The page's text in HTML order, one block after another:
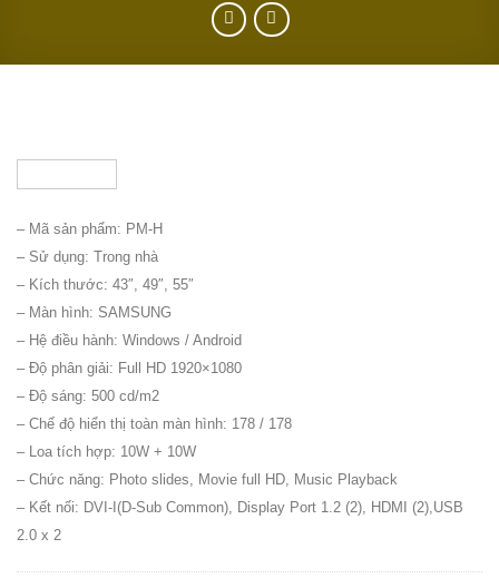
– Mã sản phẩm: PM-H
– Sử dụng: Trong nhà
– Kích thước: 43″, 49″, 55″
– Màn hình: SAMSUNG
– Hệ điều hành: Windows / Android
– Độ phân giải: Full HD 1920×1080
– Độ sáng: 500 cd/m2
– Chế độ hiển thị toàn màn hình: 178 / 178
– Loa tích hợp: 10W + 10W
– Chức năng: Photo slides, Movie full HD, Music Playback
– Kết nối: DVI-I(D-Sub Common), Display Port 1.2 (2), HDMI (2),USB
2.0 x 2